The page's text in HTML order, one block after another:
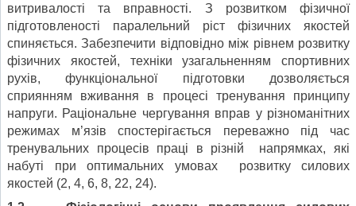
витривалості та вправності. З розвитком фізичної
підготовленості паралельний ріст фізичних якостей
спиняється. Забезпечити відповідно між рівнем розвитку
фізичних якостей, техніки узагальненням спортивних
рухів, функціональної підготовки дозволяється
сприянням вживання в процесі тренування принципу
напруги. Раціональне чергування вправ у різноманітних
режимах м’язів спостерігається переважно під час
тренувальних процесів праці в різній напрямках, які
набуті при оптимальних умовах розвитку силових
якостей (2, 4, 6, 8, 22, 24).